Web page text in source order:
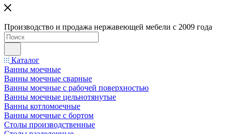
Производство и продажа нержавеющей мебели с 2009 года
Каталог
Ванны моечные
Ванны моечные сварные
Ванны моечные с рабочей поверхностью
Ванны моечные цельнотянутые
Ванны котломоечные
Ванны моечные с бортом
Столы производственные